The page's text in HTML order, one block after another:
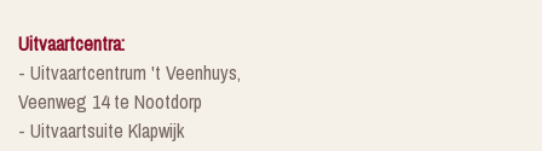
Uitvaartcentra:
- Uitvaartcentrum 't Veenhuys,
Veenweg 14 te Nootdorp
- Uitvaartsuite Klapwijk